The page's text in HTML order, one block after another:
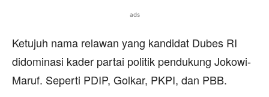
ads
Ketujuh nama relawan yang kandidat Dubes RI
didominasi kader partai politik pendukung Jokowi-
Maruf. Seperti PDIP, Golkar, PKPI, dan PBB.